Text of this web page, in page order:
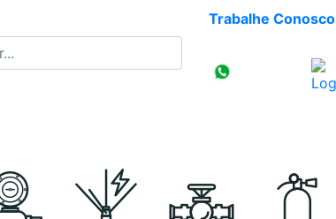
Trabalhe Conosco